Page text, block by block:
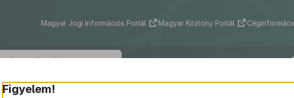
Magyar Jogi Információs Portál Magyar Közlöny Portál
2018. évi CXXI. törvény
Figyelem!